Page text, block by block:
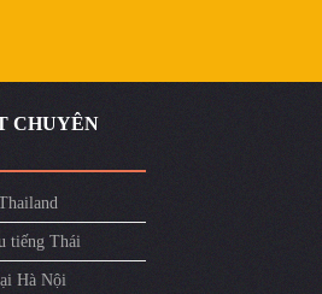
CHUYÊN
tiếng Thái
Hà Nội